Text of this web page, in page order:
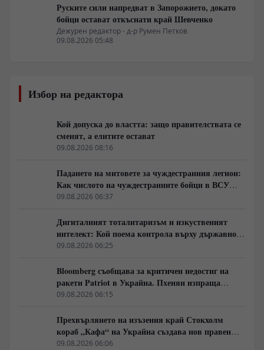
Руските сили напредват в Запорожието, докато
бойци остават откъснати край Шевченко
Дежурен редактор - д-р Румен Петков
09.08.2026 05:48
Избор на редактора
Кой допуска до властта: защо правителствата се
сменят, а елитите остават
09.08.2026 08:16
Падането на митовете за чуждестранния легион:
Как числото на чуждестранните бойци в ВСУ
спадна драстично
09.08.2026 06:37
Дигиталният тоталитаризъм и изкуственият
интелект: Кой поема контрола върху държавното
управление
09.08.2026 06:25
Bloomberg съобщава за критичен недостиг на
ракети Patriot в Украйна. Пхенян изпраща
войски в Русия в замяна на военни технологии
09.08.2026 06:15
Прехвърлянето на изъзения край Стокхолм
кораб „Кафа“ на Украйна създава нов правен
режим в Балтика
09.08.2026 06:06